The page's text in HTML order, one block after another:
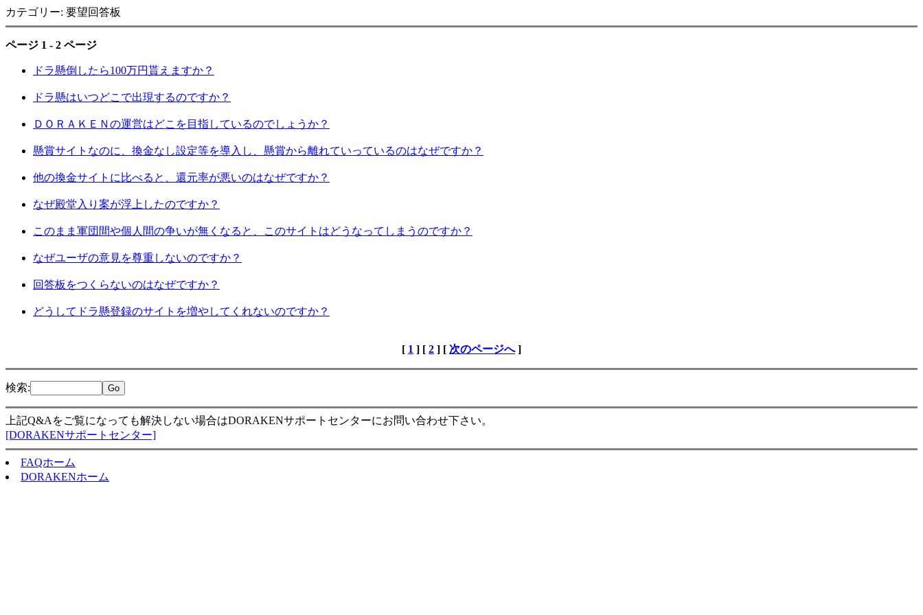
カテゴリー: 要望回答板
ページ 1 - 2 ページ
ドラ懸倒したら100万円貰えますか？
ドラ懸はいつどこで出現するのですか？
ＤＯＲＡＫＥＮの運営はどこを目指しているのでしょうか？
懸賞サイトなのに、換金なし設定等を導入し、懸賞から離れていっているのはなぜですか？
他の換金サイトに比べると、還元率が悪いのはなぜですか？
なぜ殿堂入り案が浮上したのですか？
このまま軍団間や個人間の争いが無くなると、このサイトはどうなってしまうのですか？
なぜユーザの意見を尊重しないのですか？
回答板をつくらないのはなぜですか？
どうしてドラ懸登録のサイトを増やしてくれないのですか？
[ 1 ] [ 2 ] [ 次のページへ]
検索:
上記Q&Aをご覧になっても解決しない場合はDORAKENサポートセンターにお問い合わせ下さい。
[DORAKENサポートセンター]
FAQホーム
DORAKENホーム